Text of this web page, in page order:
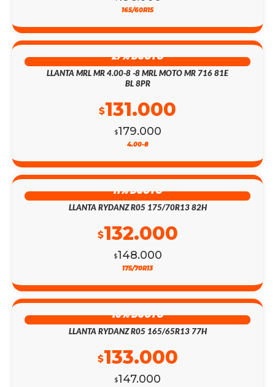
165/60R15
27% DSCTO
LLANTA MRL MR 4.00-8 -8 MRL MOTO MR 716 81E
BL 8PR
$179.000
$131.000
4.00-8
11% DSCTO
LLANTA RYDANZ R05 175/70R13 82H
$148.000
$132.000
175/70R13
10% DSCTO
LLANTA RYDANZ R05 165/65R13 77H
$147.000
$133.000